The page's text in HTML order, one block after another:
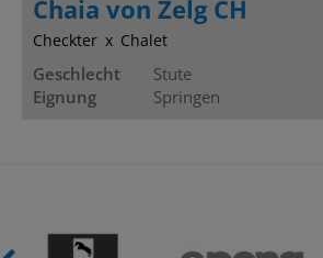
Chaia von Zelg CH
Checkter Chalet
Geschlecht
Stute
Eignung
Springen